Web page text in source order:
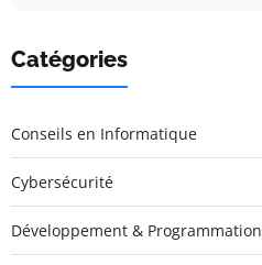
Catégories
Conseils en Informatique
Cybersécurité
Développement & Programmation